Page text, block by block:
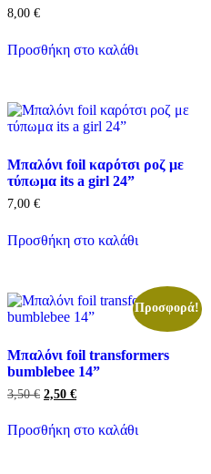
8,00 €
Προσθήκη στο καλάθι
Μπαλόνι foil καρότσι ροζ με
τύπωμα its a girl 24”
7,00 €
Προσθήκη στο καλάθι
Προσφορά!
Μπαλόνι foil transformers
bumblebee 14”
3,50€ Original
was:
3,50 €.
2,50 €Η
είναι:
Προσθήκη στο καλάθι